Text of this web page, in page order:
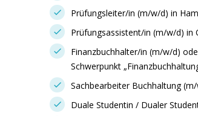
Prüfungsleiter/in (m/w/d) in
Prüfungsassistent/in (m/w/d) in
Finanzbuchhalter/in (m/w/d)
Schwerpunkt
Sachbearbeiter Buchhaltung
Duale Studentin / Dualer